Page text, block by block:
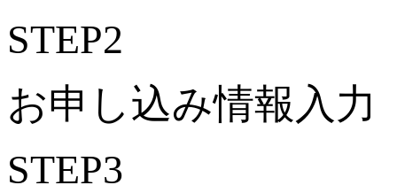
STEP2
お申し込み情報入力
STEP3